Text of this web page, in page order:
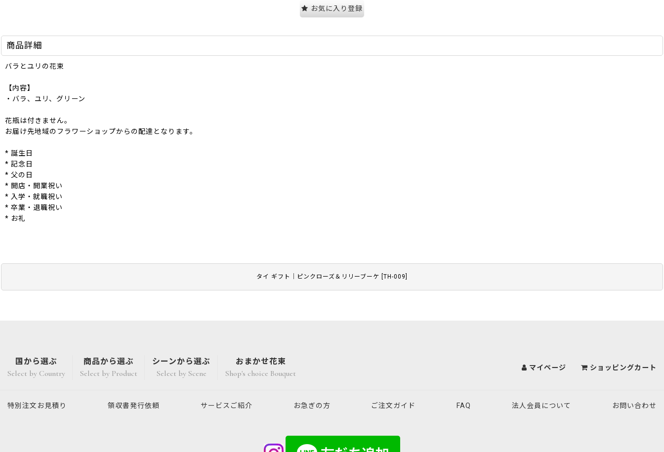
タイ ギフト｜ピンクローズ＆リリーブーケ TH-009
お気に入り登録
商品詳細
バラとユリの花束
【内容】
・バラ、ユリ、グリーン
花瓶は付きません。
お届け先地域のフラワーショップからの配達となります。
* 誕生日
* 記念日
* 父の日
* 開店・開業祝い
* 入学・就職祝い
* 卒業・退職祝い
* お礼
国から選ぶ
Select by Country
商品から選ぶ
Select by Product
シーンから選ぶ
Select by Scene
おまかせ花束
Shop's choice Bouquet
マイページ ショッピングカート
特別注文 お見積り 領収書発行依頼 サービスご紹介 お急ぎの方 ご注文ガイド FAQ 法人会員について お問い合わせ